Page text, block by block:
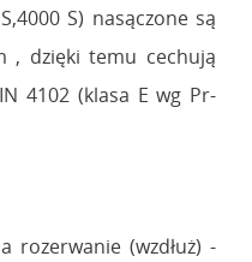
S) nasączone są
, dzięki temu cechują
4102 (klasa E wg Pr-
rozerwanie (wzdłuż) -